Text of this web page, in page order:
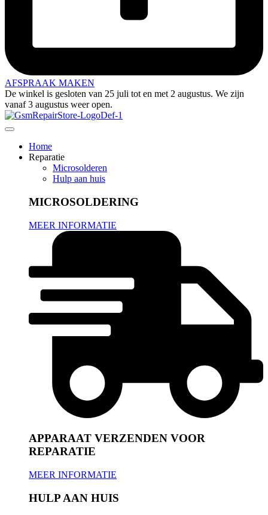
AFSPRAAK MAKEN
De winkel is gesloten van 25 juli tot en met 2 augustus. We zijn
vanaf 3 augustus weer open.
Home
Reparatie
Microsolderen
Hulp aan huis
MICROSOLDERING
MEER INFORMATIE
APPARAAT VERZENDEN VOOR
REPARATIE
MEER INFORMATIE
HULP AAN HUIS